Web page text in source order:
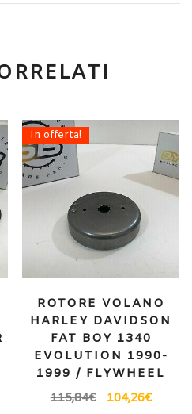
In offerta!
ROTORE VOLANO
HARLEY DAVIDSON
FAT BOY 1340
EVOLUTION 1990-
1999 / FLYWHEEL
115,84€ 104,26€